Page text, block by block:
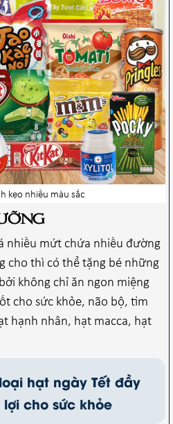
kẹo nhiều màu sắc
nhiều mứt chứa nhiều đường
cho thì có thể tặng bé những
không chỉ ăn ngon miệng
cho sức khỏe, não bộ, tim
hạnh nhân, hạt macca, hạt
hạt ngày Tết đầy
cho sức khỏe